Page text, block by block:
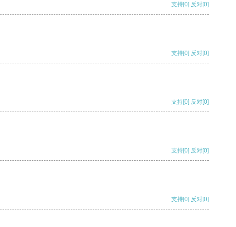
支持[0] 反对[0]
支持[0] 反对[0]
支持[0] 反对[0]
支持[0] 反对[0]
支持[0] 反对[0]